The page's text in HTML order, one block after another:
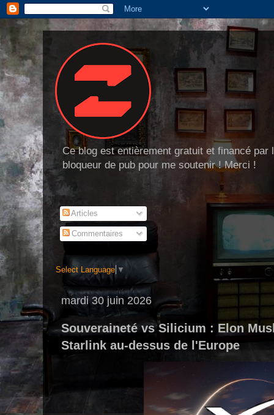
Ce blog est entièrement gratuit et financé
bloqueur de pub pour me soutenir ! Merci !
Articles
Commentaires
Select Language ▼
mardi 30 juin 2026
Souveraineté vs Silicium : Elon
Starlink au-dessus de l'Europe